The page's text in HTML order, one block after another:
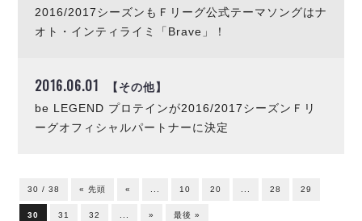
2016/2017シーズンもＦリーグ公式テーマソングはナ
オト・インティライミ「Brave」！
2016.06.01 【その他】
be LEGEND プロテインが2016/2017シーズンＦリ
ーグオフィシャルパートナーに決定
30 / 38 « 先頭 « ... 10 20 ... 28 29
30 31 32 ... » 最後 »